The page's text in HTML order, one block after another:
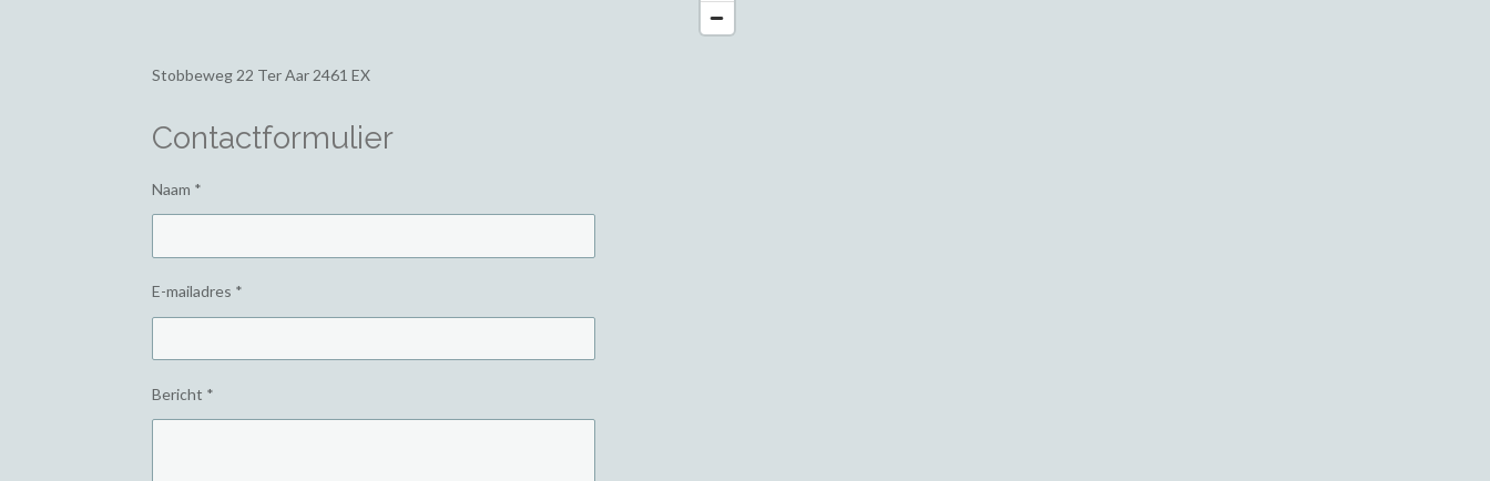
Stobbeweg 22 Ter Aar 2461 EX
Contactformulier
Naam *
E-mailadres *
Bericht *